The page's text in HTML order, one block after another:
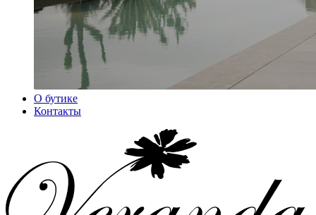
О бутике
Контакты